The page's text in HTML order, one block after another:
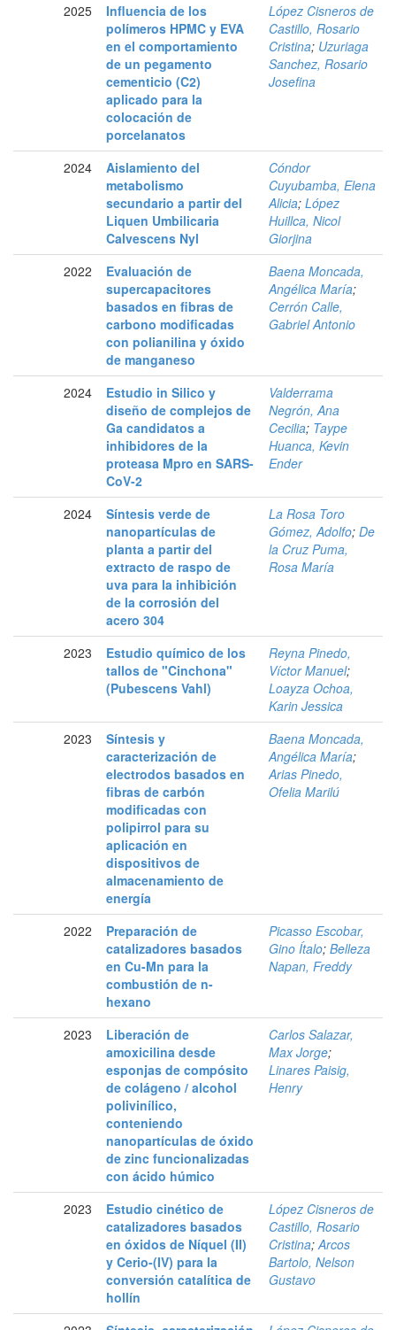
2025
Influencia de los
polímeros HPMC y EVA
en el comportamiento
de un pegamento
cementicio (C2)
aplicado para la
colocación de
porcelanatos
López Cisneros de
Castillo, Rosario
Cristina; Uzuriaga
Sanchez, Rosario
Josefina
2024
Aislamiento del
metabolismo
secundario a partir del
Liquen Umbilicaria
Calvescens Nyl
Cóndor
Cuyubamba, Elena
Alicia; López
Huillca, Nicol
Giorjina
2022
Evaluación de
supercapacitores
basados en fibras de
carbono modificadas
con polianilina y óxido
de manganeso
Baena Moncada,
Angélica María;
Cerrón Calle,
Gabriel Antonio
2024
Estudio in Silico y
diseño de complejos de
Ga candidatos a
inhibidores de la
proteasa Mpro en SARS-
CoV-2
Valderrama
Negrón, Ana
Cecilia; Taype
Huanca, Kevin
Ender
2024
Síntesis verde de
nanopartículas de
planta a partir del
extracto de raspo de
uva para la inhibición
de la corrosión del
acero 304
La Rosa Toro
Gómez, Adolfo; De
la Cruz Puma,
Rosa María
2023
Estudio químico de los
tallos de "Cinchona"
(Pubescens Vahl)
Reyna Pinedo,
Víctor Manuel;
Loayza Ochoa,
Karin Jessica
2023
Síntesis y
caracterización de
electrodos basados en
fibras de carbón
modificadas con
polipirrol para su
aplicación en
dispositivos de
almacenamiento de
energía
Baena Moncada,
Angélica María;
Arias Pinedo,
Ofelia Marilú
2022
Preparación de
catalizadores basados
en Cu-Mn para la
combustión de n-
hexano
Picasso Escobar,
Gino Ítalo; Belleza
Napan, Freddy
2023
Liberación de
amoxicilina desde
esponjas de compósito
de colágeno / alcohol
polivinílico,
conteniendo
nanopartículas de óxido
de zinc funcionalizadas
con ácido húmico
Carlos Salazar,
Max Jorge;
Linares Paisig,
Henry
2023
Estudio cinético de
catalizadores basados
en óxidos de Níquel (II)
y Cerio-(IV) para la
conversión catalítica de
hollín
López Cisneros de
Castillo, Rosario
Cristina; Arcos
Bartolo, Nelson
Gustavo